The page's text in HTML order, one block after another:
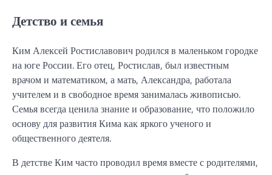
Детство и семья
Ким Алексей Ростиславович родился в маленьком городке
на юге России. Его отец, Ростислав, был известным
врачом и математиком, а мать, Александра, работала
учителем и в свободное время занималась живописью.
Семья всегда ценила знание и образование, что положило
основу для развития Кима как яркого ученого и
общественного деятеля.
В детстве Ким часто проводил время вместе с родителями,